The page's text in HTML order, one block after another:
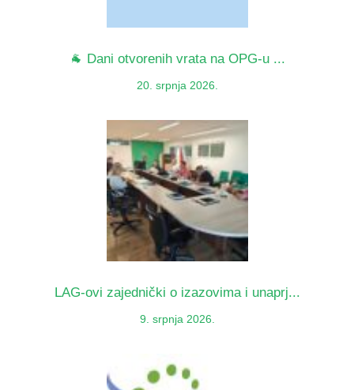
🐐 Dani otvorenih vrata na OPG-u ...
20. srpnja 2026.
LAG-ovi zajednički o izazovima i unaprj...
9. srpnja 2026.